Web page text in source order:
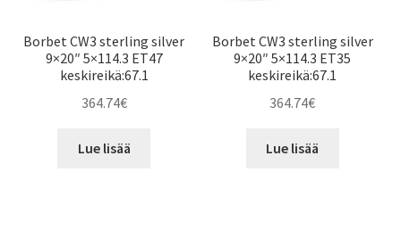
Borbet CW3 sterling silver
9×20″ 5×114.3 ET47
keskireikä:67.1
364.74€
Lue lisää
Borbet CW3 sterling silver
9×20″ 5×114.3 ET35
keskireikä:67.1
364.74€
Lue lisää